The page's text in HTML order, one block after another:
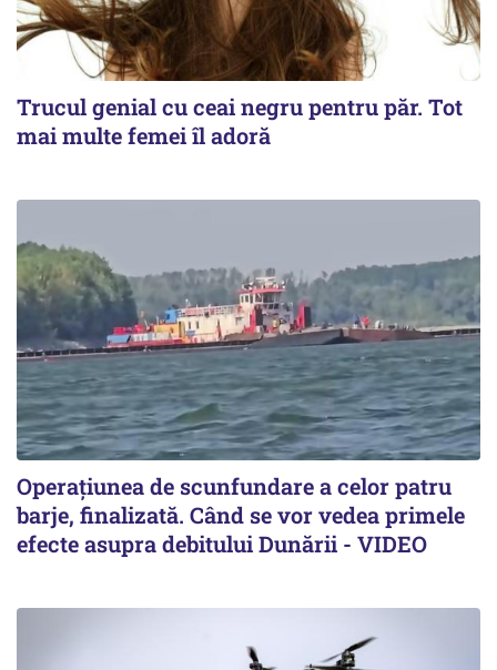
Trucul genial cu ceai negru pentru păr. Tot
mai multe femei îl adoră
Operațiunea de scunfundare a celor patru
barje, finalizată. Când se vor vedea primele
efecte asupra debitului Dunării - VIDEO